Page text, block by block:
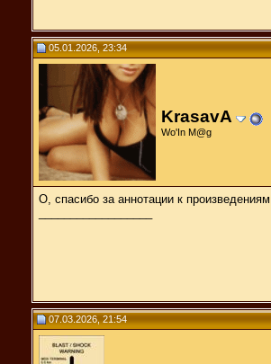
05.01.2026, 23:34
KrasavA
Wо'In M@g
О, спасибо за аннотации к
07.03.2026, 21:54